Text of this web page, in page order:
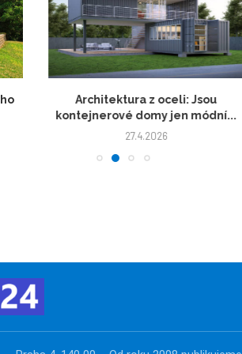
Architektura z oceli: Jsou
kontejnerové domy jen módní...
27.4.2026